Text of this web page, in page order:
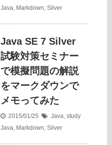
Java, Markdown, Silver
Java SE 7 Silver
試験対策セミナー
で模擬問題の解説
をマークダウンで
メモってみた
2015/01/25 Java, study
Java, Markdown, Silver